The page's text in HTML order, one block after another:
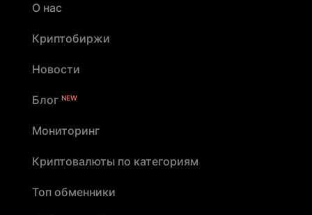
О нас
Криптобиржи
Новости
Блог NEW
Мониторинг
Криптовалюты по категориям
Топ обменники